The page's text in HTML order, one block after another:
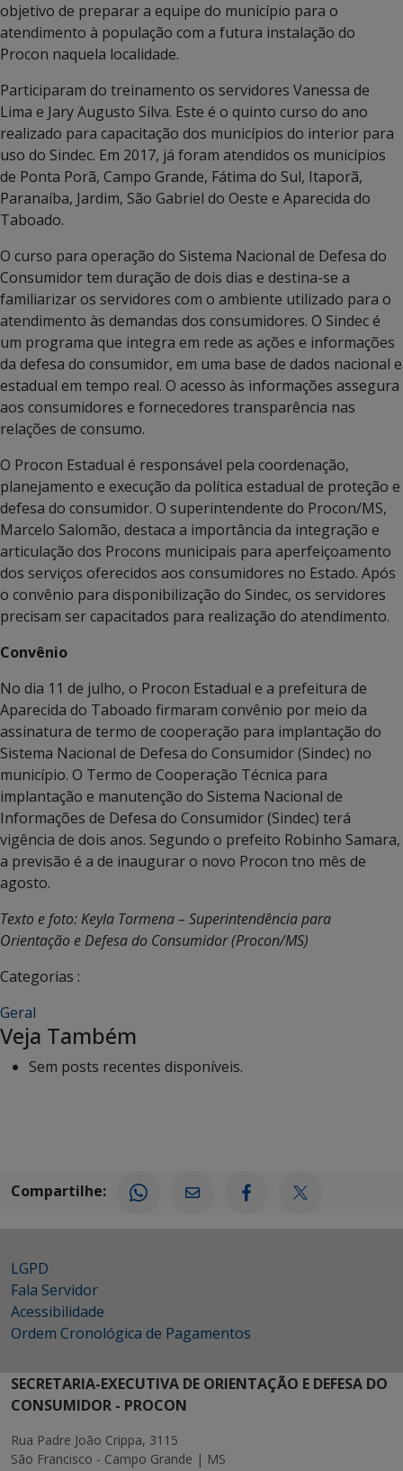
objetivo de preparar a equipe do município para o
atendimento à população com a futura instalação do
Procon naquela localidade.
Participaram do treinamento os servidores Vanessa de
Lima e Jary Augusto Silva. Este é o quinto curso do ano
realizado para capacitação dos municípios do interior para
uso do Sindec. Em 2017, já foram atendidos os municípios
de Ponta Porã, Campo Grande, Fátima do Sul, Itaporã,
Paranaíba, Jardim, São Gabriel do Oeste e Aparecida do
Taboado.
O curso para operação do Sistema Nacional de Defesa do
Consumidor tem duração de dois dias e destina-se a
familiarizar os servidores com o ambiente utilizado para o
atendimento às demandas dos consumidores. O Sindec é
um programa que integra em rede as ações e informações
da defesa do consumidor, em uma base de dados nacional e
estadual em tempo real. O acesso às informações assegura
aos consumidores e fornecedores transparência nas
relações de consumo.
O Procon Estadual é responsável pela coordenação,
planejamento e execução da política estadual de proteção e
defesa do consumidor. O superintendente do Procon/MS,
Marcelo Salomão, destaca a importância da integração e
articulação dos Procons municipais para aperfeiçoamento
dos serviços oferecidos aos consumidores no Estado. Após
o convênio para disponibilização do Sindec, os servidores
precisam ser capacitados para realização do atendimento.
Convênio
No dia 11 de julho, o Procon Estadual e a prefeitura de
Aparecida do Taboado firmaram convênio por meio da
assinatura de termo de cooperação para implantação do
Sistema Nacional de Defesa do Consumidor (Sindec) no
município. O Termo de Cooperação Técnica para
implantação e manutenção do Sistema Nacional de
Informações de Defesa do Consumidor (Sindec) terá
vigência de dois anos. Segundo o prefeito Robinho Samara,
a previsão é a de inaugurar o novo Procon tno mês de
agosto.
Texto e foto: Keyla Tormena – Superintendência para
Orientação e Defesa do Consumidor (Procon/MS)
Categorias :
Geral
Veja Também
Sem posts recentes disponíveis.
Compartilhe:
LGPD
Fala Servidor
Acessibilidade
Ordem Cronológica de Pagamentos
SECRETARIA-EXECUTIVA DE ORIENTAÇÃO E DEFESA DO
CONSUMIDOR - PROCON
Rua Padre João Crippa, 3115
São Francisco - Campo Grande | MS